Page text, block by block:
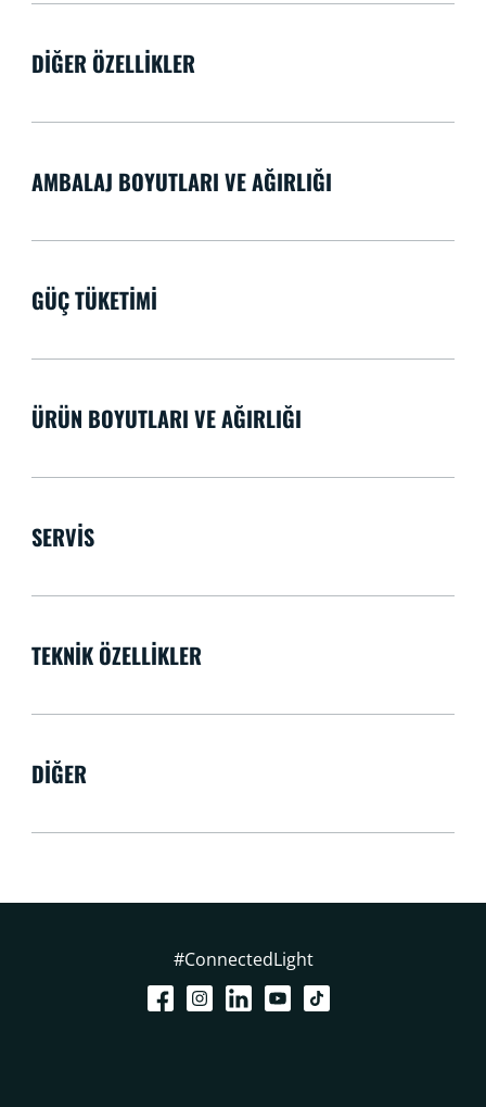
DIĞER ÖZELLIKLER
AMBALAJ BOYUTLARI VE AĞIRLIĞI
GÜÇ TÜKETIMI
ÜRÜN BOYUTLARI VE AĞIRLIĞI
SERVIS
TEKNIK ÖZELLIKLER
DIĞER
#ConnectedLight